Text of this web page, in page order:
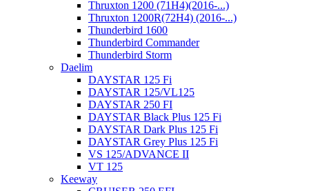
Thruxton 1200 (71H4)(2016-...)
Thruxton 1200R(72H4) (2016-...)
Thunderbird 1600
Thunderbird Commander
Thunderbird Storm
Daelim
DAYSTAR 125 Fi
DAYSTAR 125/VL125
DAYSTAR 250 FI
DAYSTAR Black Plus 125 Fi
DAYSTAR Dark Plus 125 Fi
DAYSTAR Grey Plus 125 Fi
VS 125/ADVANCE II
VT 125
Keeway